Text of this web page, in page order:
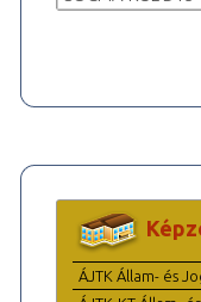
ÁJTK Állam- és